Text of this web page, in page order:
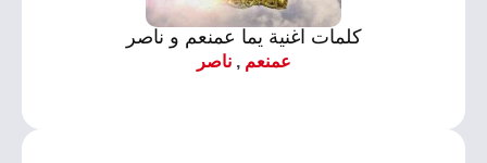
كلمات اغنية يما عمنعم و ناصر
عمنعم ,ناصر